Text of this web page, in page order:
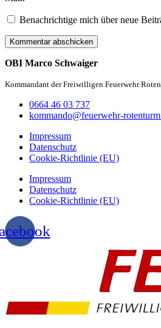
Benachrichtige mich über neue
OBI Marco Schwaiger
Kommandant der Freiwilligen Feuerwehr
0664 46 03 737
kommando@feuerwehr-
Impressum
Datenschutz
Cookie-Richtlinie (EU)
Impressum
Datenschutz
Cookie-Richtlinie (EU)